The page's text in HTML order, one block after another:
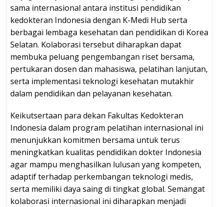
sama internasional antara institusi pendidikan
kedokteran Indonesia dengan K-Medi Hub serta
berbagai lembaga kesehatan dan pendidikan di Korea
Selatan. Kolaborasi tersebut diharapkan dapat
membuka peluang pengembangan riset bersama,
pertukaran dosen dan mahasiswa, pelatihan lanjutan,
serta implementasi teknologi kesehatan mutakhir
dalam pendidikan dan pelayanan kesehatan.
Keikutsertaan para dekan Fakultas Kedokteran
Indonesia dalam program pelatihan internasional ini
menunjukkan komitmen bersama untuk terus
meningkatkan kualitas pendidikan dokter Indonesia
agar mampu menghasilkan lulusan yang kompeten,
adaptif terhadap perkembangan teknologi medis,
serta memiliki daya saing di tingkat global. Semangat
kolaborasi internasional ini diharapkan menjadi